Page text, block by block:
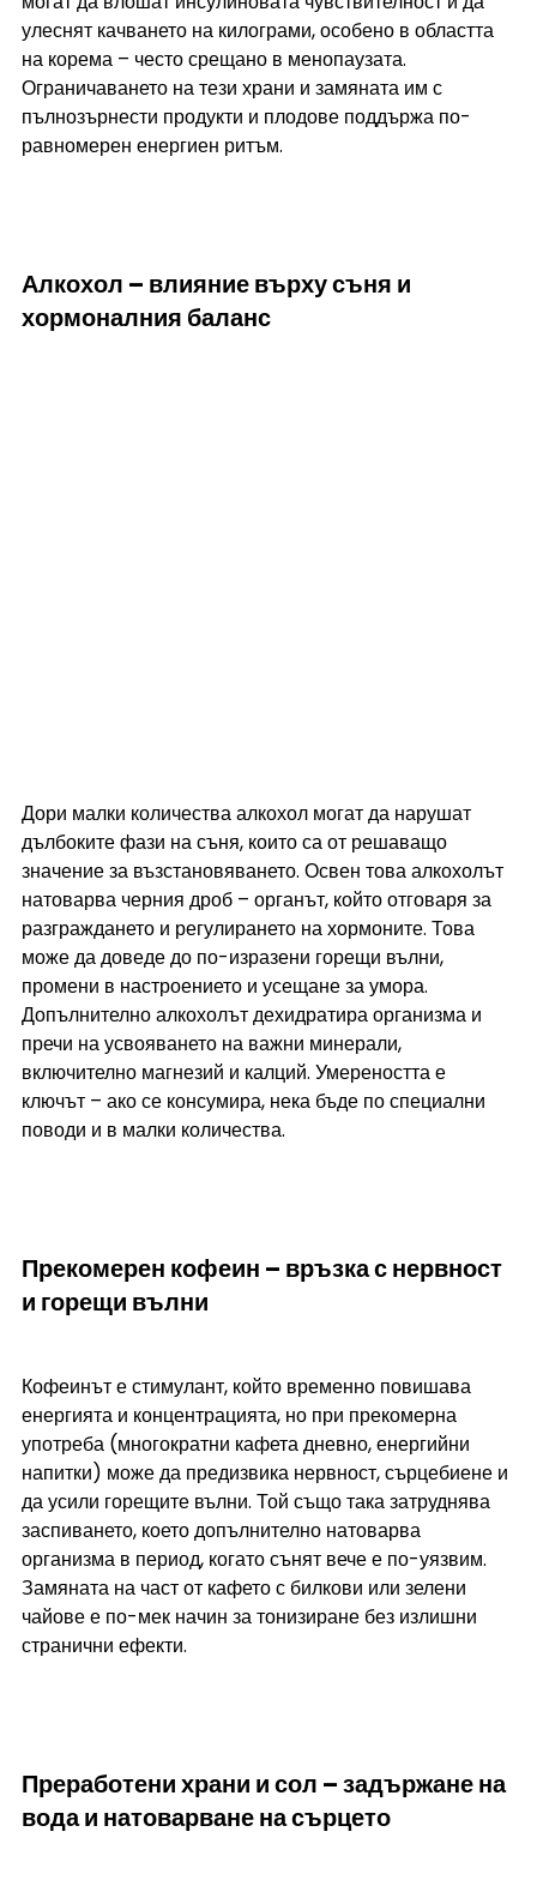
улеснят качването на килограми, особено в областта
на корема – често срещано в менопаузата.
Ограничаването на тези храни и замяната им с
пълнозърнести продукти и плодове поддържа по-
равномерен енергиен ритъм.
Алкохол – влияние върху съня и
хормоналния баланс
Дори малки количества алкохол могат да нарушат
дълбоките фази на съня, които са от решаващо
значение за възстановяването. Освен това алкохолът
натоварва черния дроб – органът, който отговаря за
разграждането и регулирането на хормоните. Това
може да доведе до по-изразени горещи вълни,
промени в настроението и усещане за умора.
Допълнително алкохолът дехидратира организма и
пречи на усвояването на важни минерали,
включително магнезий и калций. Умереността е
ключът – ако се консумира, нека бъде по специални
поводи и в малки количества.
Прекомерен кофеин – връзка с нервност
и горещи вълни
Кофеинът е стимулант, който временно повишава
енергията и концентрацията, но при прекомерна
употреба (многократни кафета дневно, енергийни
напитки) може да предизвика нервност, сърцебиене и
да усили горещите вълни. Той също така затруднява
заспиването, което допълнително натоварва
организма в период, когато сънят вече е по-уязвим.
Замяната на част от кафето с билкови или зелени
чайове е по-мек начин за тонизиране без излишни
странични ефекти.
Преработени храни и сол – задържане на
вода и натоварване на сърцето